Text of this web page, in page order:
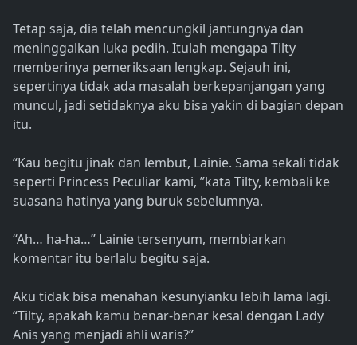
Tetap saja, dia telah mencungkil jantungnya dan
meninggalkan luka pedih. Itulah mengapa Tilty
memberinya pemeriksaan lengkap. Sejauh ini,
sepertinya tidak ada masalah berkepanjangan yang
muncul, jadi setidaknya aku bisa yakin di bagian depan
itu.
“Kau begitu jinak dan lembut, Lainie. Sama sekali tidak
seperti Princess Peculiar kami, ”kata Tilty, kembali ke
suasana hatinya yang buruk sebelumnya.
“Ah… ha-ha…” Lainie tersenyum, membiarkan
komentar itu berlalu begitu saja.
Aku tidak bisa menahan kesunyianku lebih lama lagi.
“Tilty, apakah kamu benar-benar kesal dengan Lady
Anis yang menjadi ahli waris?”